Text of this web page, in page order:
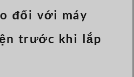
đối với máy
trước khi lắp